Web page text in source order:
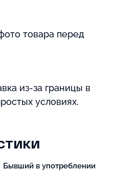
товара перед
из-за границы в
условиях.
Бывший в употреблении